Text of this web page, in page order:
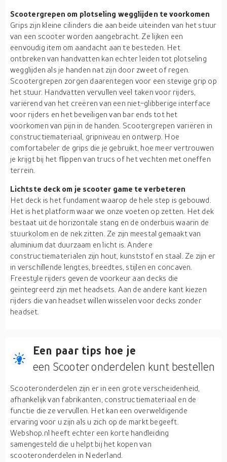
Scootergrepen om plotseling wegglijden te voorkomen
Grips zijn kleine cilinders die aan beide uiteinden van het stuur
van een scooter worden aangebracht. Ze lijken een
eenvoudig item om aandacht aan te besteden. Het
ontbreken van handvatten kan echter leiden tot plotseling
wegglijden als je handen nat zijn door zweet of regen.
Scootergrepen zorgen daarentegen voor een stevige grip op
het stuur. Handvatten vervullen veel taken voor rijders,
variërend van het creëren van een niet-glibberige interface
voor rijders en het beveiligen van bar ends tot het
voorkomen van pijn in de handen. Scootergrepen variëren in
constructiemateriaal, gripniveau en ontwerp. Hoe
comfortabeler de grips die je gebruikt, hoe meer vertrouwen
je krijgt bij het flippen van trucs of het vechten met oneffen
terrein.
Lichtste deck om je scooter game te verbeteren
Het deck is het fundament waarop de hele step is gebouwd.
Het is het platform waar we onze voeten op zetten. Het dek
bestaat uit de horizontale stang en de onderbuis waarin de
stuurkolom en de nek zitten. Ze zijn meestal gemaakt van
aluminium dat duurzaam en licht is. Andere
constructiematerialen zijn hout, kunststof en staal. Ze zijn er
in verschillende lengtes, breedtes, stijlen en concaven.
Freestyle rijders geven de voorkeur aan decks die
geïntegreerd zijn met headsets. Aan de andere kant kiezen
rijders die van headset willen wisselen voor decks zonder
headset.
Een paar tips hoe je
een Scooter onderdelen kunt bestellen
Scooteronderdelen zijn er in een grote verscheidenheid,
afhankelijk van fabrikanten, constructiemateriaal en de
functie die ze vervullen. Het kan een overweldigende
ervaring voor u zijn als u zich op de markt begeeft.
Webshop.nl heeft echter een korte handleiding
samengesteld die u helpt bij het kopen van
scooteronderdelen in Nederland.